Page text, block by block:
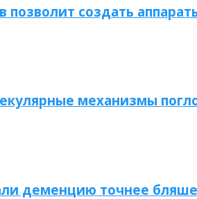
создать
механизмы
деменцию точнее